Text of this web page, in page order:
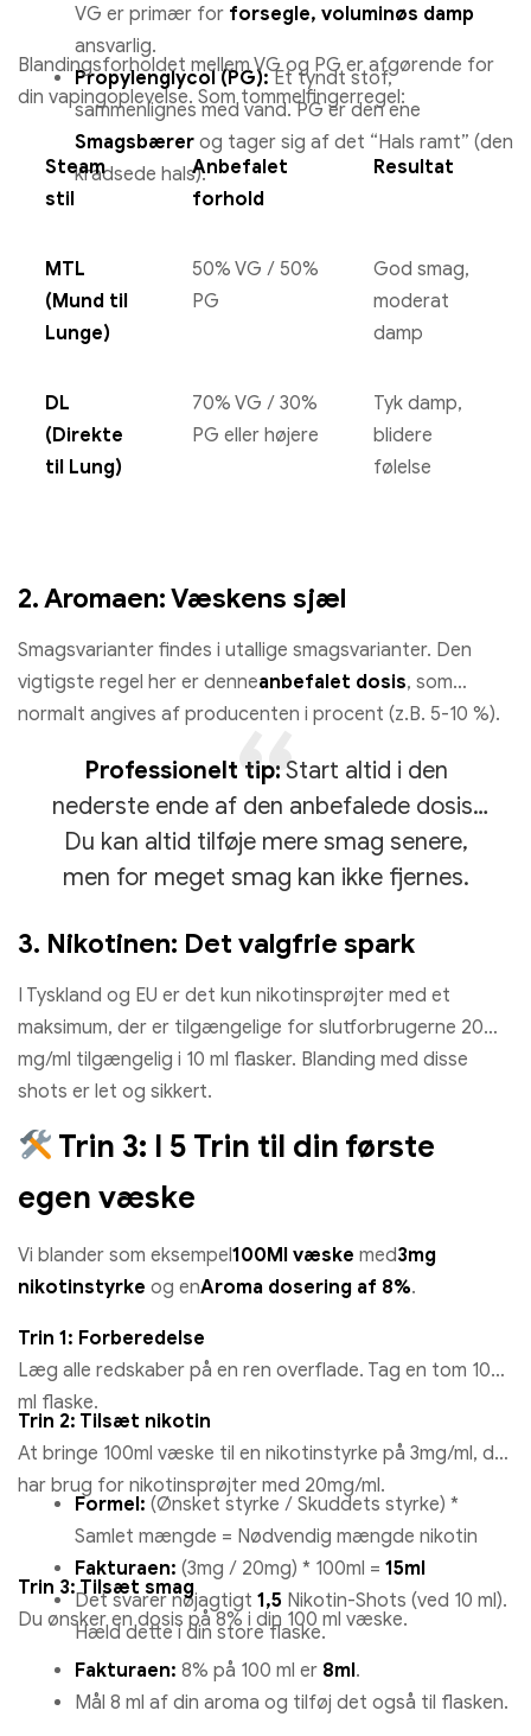
VG er primær for forsegle, voluminøs damp
ansvarlig.
Propylenglycol (PG):Et tyndt stof,
sammenlignes med vand. PG er den ene
Smagsbærer og tager sig af det “Hals ramt” (den
kradsede hals).
Blandingsforholdet mellem VG og PG er afgørende for
din vapingoplevelse. Som tommelfingerregel:
Steam
stil
Anbefalet
forhold
Resultat
MTL
(Mund til
Lunge)
50% VG / 50%
PG
God smag,
moderat
damp
DL
(Direkte
til Lung)
70% VG / 30%
PG eller højere
Tyk damp,
blidere
følelse
2. Aromaen: Væskens sjæl
Smagsvarianter findes i utallige smagsvarianter. Den
vigtigste regel her er denneanbefalet dosis, som
normalt angives af producenten i procent (z.B. 5-10 %).
Professionelt tip: Start altid i den
nederste ende af den anbefalede dosis!
Du kan altid tilføje mere smag senere,
men for meget smag kan ikke fjernes.
3. Nikotinen: Det valgfrie spark
I Tyskland og EU er det kun nikotinsprøjter med et
maksimum, der er tilgængelige for slutforbrugerne 20
mg/ml tilgængelig i 10 ml flasker. Blanding med disse
shots er let og sikkert.
Trin 3: I 5 Trin til din første
egen væske
Vi blander som eksempel100Ml væske med3mg
nikotinstyrke og enAroma dosering af 8%.
Trin 1: Forberedelse
Læg alle redskaber på en ren overflade. Tag en tom 100
ml flaske.
Trin 2: Tilsæt nikotin
At bringe 100ml væske til en nikotinstyrke på 3mg/ml, du
har brug for nikotinsprøjter med 20mg/ml.
Formel: (Ønsket styrke / Skuddets styrke) *
Samlet mængde = Nødvendig mængde nikotin
Fakturaen: (3mg / 20mg) * 100ml = 15ml
Det svarer nøjagtigt 1,5 Nikotin-Shots (ved 10 ml).
Hæld dette i din store flaske.
Trin 3: Tilsæt smag
Du ønsker en dosis på 8% i din 100 ml væske.
Fakturaen: 8% på 100 ml er 8ml.
Mål 8 ml af din aroma og tilføj det også til flasken.